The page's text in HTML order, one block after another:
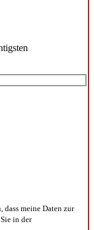
meine Daten zur
in der